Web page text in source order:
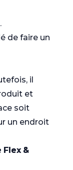
de faire un
il
et
soit
un endroit
Flex &